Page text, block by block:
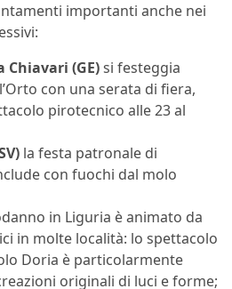
importanti anche nei
Chiavari (GE)si festeggia
con una serata di fiera,
pirotecnico alle 23 al
la festa patronale di
con fuochi dal molo
in Liguria è animato da
in molte località: lo spettacolo
Doria è particolarmente
originali di luci e forme;